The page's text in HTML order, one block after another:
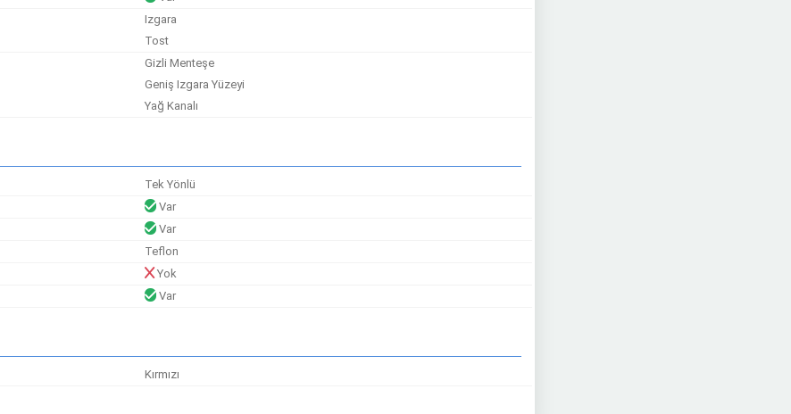
Izgara
Tost
Gizli Menteşe
Geniş Izgara Yüzeyi
Yağ Kanalı
Tek Yönlü
Var
Var
Teflon
Yok
Var
Kırmızı